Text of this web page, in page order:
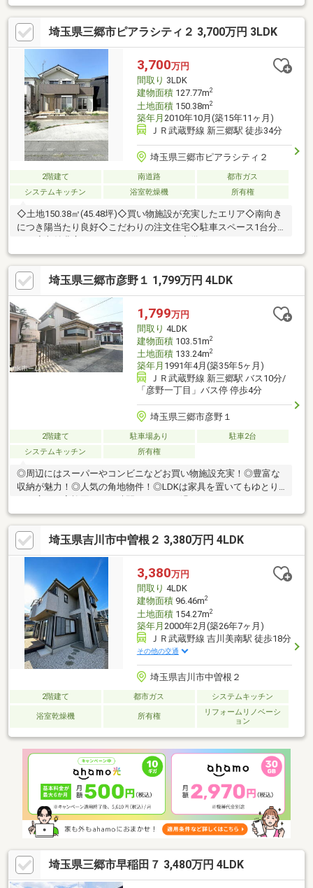
秘密基地のような小屋根裏収納あり♪◆水回りは新規交換済み♪◆
周辺は閑静な住宅街です♪いつでもご見学可能です。住宅ローンに
も強みを当社ですので、お気軽にご相談下さい。お気軽にお問合
せ下さい♪
埼玉県三郷市ピアラシティ２ 3,700万円 3LDK
3,700万円
間取り 3LDK
建物面積127.77m2
土地面積150.38m2
築年月 2010年10月(築15年11ヶ月)
ＪＲ武蔵野線 新三郷駅 徒歩34分
埼玉県三郷市ピアラシティ２
2階建て 南道路
都市ガス
システムキッチン
浴室乾燥機 所有権
◇土地150.38㎡(45.48坪)◇買い物施設が充実したエリア◇南向き
につき陽当たり良好◇こだわりの注文住宅◇駐車スペース1台分
＞・立花小学校 1600ｍ(徒歩約20分)・北中学校 1200ｍ(徒歩約
15分)・イトーヨーカドー三郷店 150ｍ(徒歩約2分)・スーパービ
バホーム三郷店 600ｍ(徒歩約8分)・ヤマダ電機テックランド三
郷店 400ｍ(徒歩約5分)・風の郷公園 200ｍ(徒歩約3分)・鳥の
郷公園 150ｍ(徒歩約2分)
埼玉県三郷市彦野１ 1,799万円 4LDK
1,799万円
間取り 4LDK
建物面積103.51m2
土地面積133.24m2
築年月 1991年4月(築35年5ヶ月)
ＪＲ武蔵野線 新三郷駅 バス10分/
「彦野一丁目」バス停 停歩4分
埼玉県三郷市彦野１
2階建て 駐車場あり
駐車2台
システムキッチン
所有権
◎周辺にはスーパーやコンビニなどお買い物施設充実！◎豊富な
収納が魅力！◎人気の角地物件！◎LDKは家具を置いてもゆとり
ね！◎あると落ち着く和室には押入も完備されており、客間とし
てだけでなく収納などに利用できるスペースです！
埼玉県吉川市中曽根２ 3,380万円 4LDK
3,380万円
間取り 4LDK
建物面積96.46m2
土地面積154.27m2
築年月 2000年2月(築26年7ヶ月)
ＪＲ武蔵野線 吉川美南駅 徒歩18分
その他の交通
埼玉県吉川市中曽根２
2階建て 都市ガス システムキッチン
浴室乾燥機 所有権
リフォームリノベーシ
ョン
埼玉県三郷市早稲田７ 3,480万円 4LDK